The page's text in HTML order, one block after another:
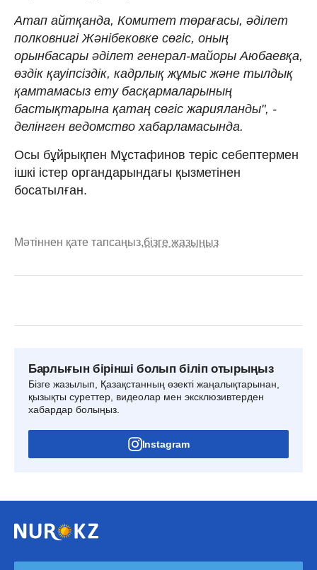
Атап айтқанда, Комитет төрағасы, әділет
полковнигі Жәнібековке сөгіс, оның
орынбасары әділет генерал-майоры Аюбаевқа,
өздік қауіпсіздік, кадрлық жұмыс және тылдық
қамтамасыз ету басқармаларының
бастықтарына қатаң сөгіс жарияланды", -
делінген ведомство хабарламасында.
Осы бұйрықпен Мұстафинов теріс себептермен
ішкі істер органдарындағы қызметінен
босатылған.
Мәтіннен қате тапсаңыз,бізге жазыңыз
Барлығын бірінші болып біліп отырыңыз
Бізге жазылып, Қазақстанның өзекті жаңалықтарынан,
қызықты суреттер, видеолар мен эксклюзивтерден
хабардар болыңыз.
Instagram